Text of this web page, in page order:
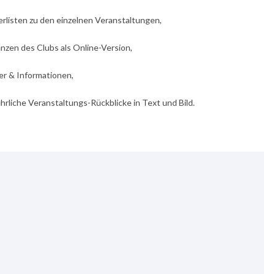
zu den einzelnen Veranstaltungen,
des Clubs als Online-Version,
& Informationen,
Veranstaltungs-Rückblicke in Text und Bild.